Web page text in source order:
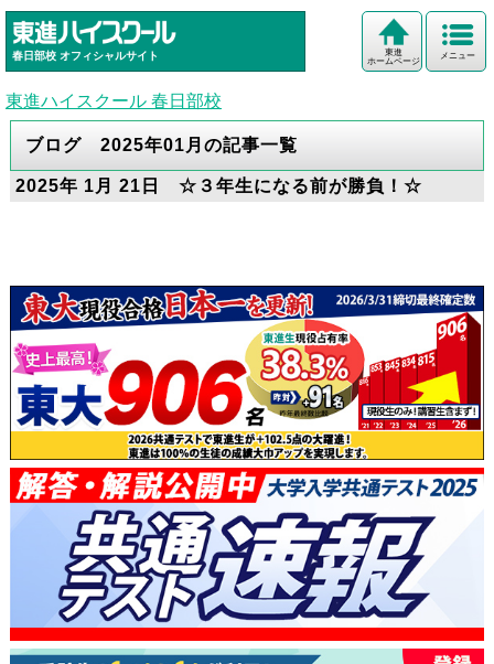
春日部校 オフィシャルサイト メニュー
東進
ホームページ
東進ハイスクール 春日部校
ブログ 2025年01月の記事一覧
2025年 1月 21日 ☆３年生になる前が勝負！☆